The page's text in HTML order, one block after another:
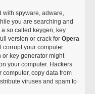
with spyware, adware,
you are searching and
so called keygen, key
version or crack forOpera
corrupt your computer
or key generator might
your computer. Hackers
computer, copy data from
viruses and spam to